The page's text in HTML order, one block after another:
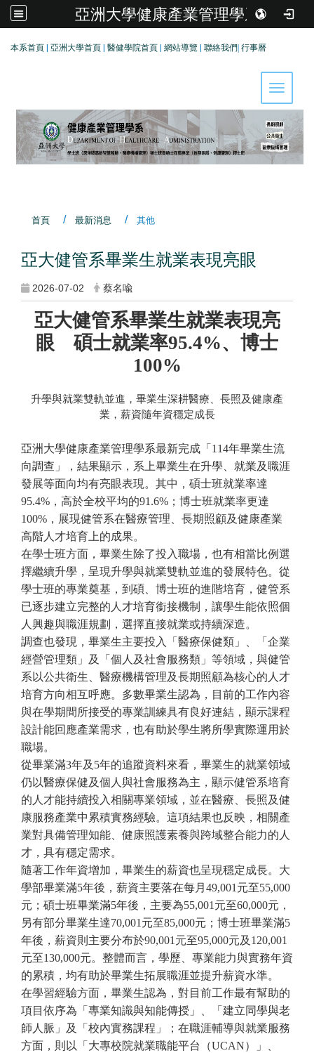
亞洲大學健康產業管理學系
本系首頁 亞洲大學首頁 醫健學院首頁 網站導覽 聯絡我們 行事曆
Toggle
首頁 最新消息 其他
亞大健管系畢業生就業表現亮眼
2026-07-02 蔡名喩
亞大健管系畢業生就業表現亮
眼 碩士就業率95.4%、博士
100%
升學與就業雙軌並進，畢業生深耕醫療、長照及健康產
業，薪資隨年資穩定成長
亞洲大學健康產業管理學系最新完成「114年畢業生流
向調查」，結果顯示，系上畢業生在升學、就業及職涯
發展等面向均有亮眼表現。其中，碩士班就業率達
95.4%，高於全校平均的91.6%；博士班就業率更達
100%，展現健管系在醫療管理、長期照顧及健康產業
高階人才培育上的成果。
在學士班方面，畢業生除了投入職場，也有相當比例選
擇繼續升學，呈現升學與就業雙軌並進的發展特色。從
學士班的專業奠基，到碩、博士班的進階培育，健管系
已逐步建立完整的人才培育銜接機制，讓學生能依照個
人興趣與職涯規劃，選擇直接就業或持續深造。
調查也發現，畢業生主要投入「醫療保健類」、「企業
經營管理類」及「個人及社會服務類」等領域，與健管
系以公共衛生、醫療機構管理及長期照顧為核心的人才
培育方向相互呼應。多數畢業生認為，目前的工作內容
與在學期間所接受的專業訓練具有良好連結，顯示課程
設計能回應產業需求，也有助於學生將所學實際運用於
職場。
從畢業滿3年及5年的追蹤資料來看，畢業生的就業領域
仍以醫療保健及個人與社會服務為主，顯示健管系培育
的人才能持續投入相關專業領域，並在醫療、長照及健
康服務產業中累積實務經驗。這項結果也反映，相關產
業對具備管理知能、健康照護素養與跨域整合能力的人
才，具有穩定需求。
隨著工作年資增加，畢業生的薪資也呈現穩定成長。大
學部畢業滿5年後，薪資主要落在每月49,001元至55,000
元；碩士班畢業滿5年後，主要為55,001元至60,000元，
另有部分畢業生達70,001元至85,000元；博士班畢業滿5
年後，薪資則主要分布於90,001元至95,000元及120,001
元至130,000元。整體而言，學歷、專業能力與實務年資
的累積，均有助於畢業生拓展職涯並提升薪資水準。
在學習經驗方面，畢業生認為，對目前工作最有幫助的
項目依序為「專業知識與知能傳授」、「建立同學與老
師人脈」及「校內實務課程」；在職涯輔導與就業服務
方面，則以「大專校院就業職能平台（UCAN）」、